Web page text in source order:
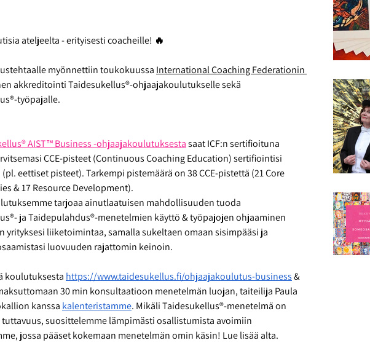
ateljeelta - erityisesti coacheille! 🔥
myönnettiin toukokuussa International Coaching Federationin
akkreditointi Taidesukellus®-ohjaajakoulutukselle sekä
työpajalle.
AIST™ Business -ohjaajakoulutuksesta saat ICF:n sertifioituna
CCE-pisteet (Continuous Coaching Education) sertifiointisi
eettiset pisteet). Tarkempi pistemäärä on 38 CCE-pistettä (21 Core
& 17 Resource Development).
tarjoaa ainutlaatuisen mahdollisuuden tuoda
ja Taidepulahdus®-menetelmien käyttö & työpajojen ohjaaminen
yrityksesi liiketoimintaa, samalla sukeltaen omaan sisimpääsi ja
luovuuden rajattomin keinoin.
koulutuksesta https://www.taidesukellus.fi/ohjaajakoulutus-business &
30 min konsultaatioon menetelmän luojan, taiteilija Paula
kanssa kalenteristamme. Mikäli Taidesukellus®-menetelmä on
suosittelemme lämpimästi osallistumista avoimiin
jossa pääset kokemaan menetelmän omin käsin! Lue lisää alta.